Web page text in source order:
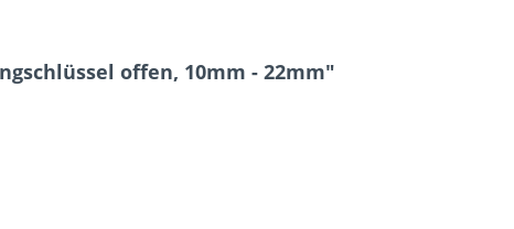
offen, 10mm - 22mm"